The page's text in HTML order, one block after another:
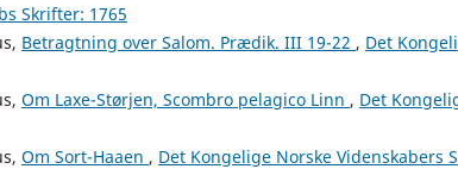
Skrifter: 1765
Betragtning over Salom. Prædik. III 19-22 , Det
Om Laxe-Størjen, Scombro pelagico Linn , Det
Om Sort-Haaen , Det Kongelige Norske Videnskabers